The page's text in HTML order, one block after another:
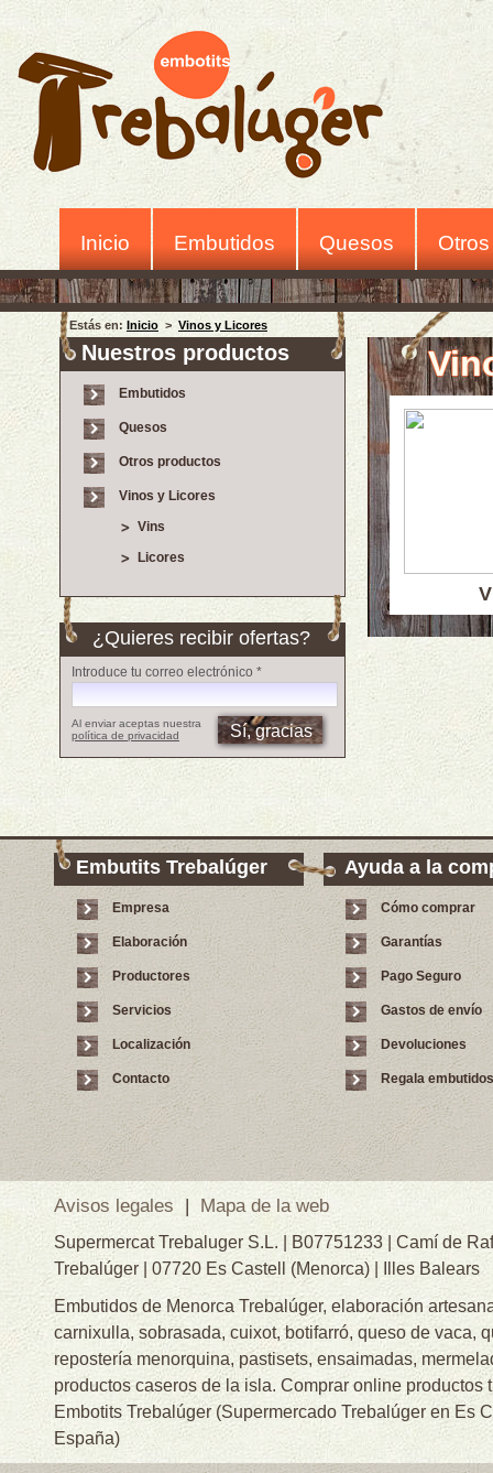
Inicio Embutidos Quesos
Estás en: Inicio > Vinos y Licores
Nuestros productos
Embutidos
Quesos
Otros productos
Vinos y Licores
Vins
Licores
¿Quieres recibir ofertas?
Introduce tu correo electrónico *
Al enviar aceptas nuestra
política de privacidad
Embutits Trebalúger
Empresa
Elaboración
Productores
Servicios
Localización
Contacto
Ayuda a la
Cómo comprar
Garantías
Pago Seguro
Gastos de envío
Devoluciones
Regala embutidos
Avisos legales | Mapa de la web
Supermercat Trebaluger S.L. | B07751233 | Camí de
Trebalúger | 07720 Es Castell (Menorca) | Illes Balears
Embutidos de Menorca Trebalúger, elaboración
carnixulla, sobrasada, cuixot, botifarró, queso de vaca,
repostería menorquina, pastisets, ensaimadas,
productos caseros de la isla. Comprar online productos
Embotits Trebalúger (Supermercado Trebalúger en Es
España)